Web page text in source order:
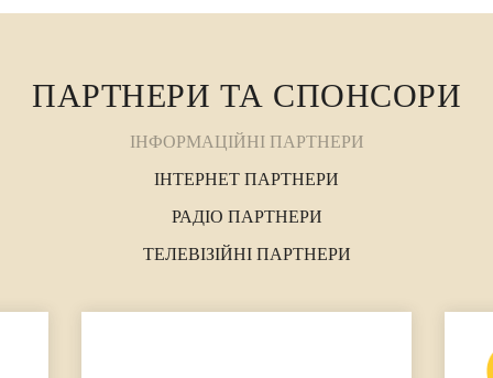
ПАРТНЕРИ ТА СПОНСОРИ
ІНФОРМАЦІЙНІ ПАРТНЕРИ
ІНТЕРНЕТ ПАРТНЕРИ
РАДІО ПАРТНЕРИ
ТЕЛЕВІЗІЙНІ ПАРТНЕРИ